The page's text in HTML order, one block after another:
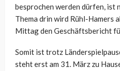
besprochen werden dürfen, ist
Thema drin wird Rühl-Hamers
Mittag den Geschäftsbericht
Somit ist trotz
steht erst am 31. März zu